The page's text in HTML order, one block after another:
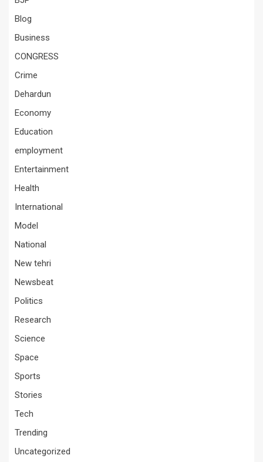
Blog
Business
CONGRESS
Crime
Dehardun
Economy
Education
employment
Entertainment
Health
International
Model
National
New tehri
Newsbeat
Politics
Research
Science
Space
Sports
Stories
Tech
Trending
Uncategorized